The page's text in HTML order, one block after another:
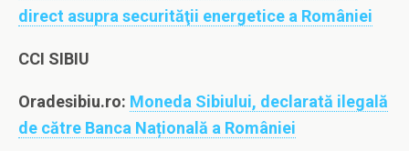
direct asupra securităţii energetice a României
CCI SIBIU
Oradesibiu.ro: Moneda Sibiului, declarată ilegală
de către Banca Națională a României